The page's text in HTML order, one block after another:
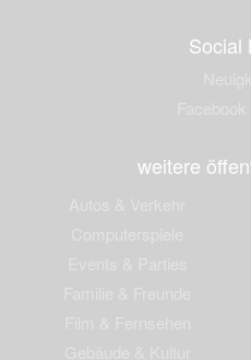
Social
weitere